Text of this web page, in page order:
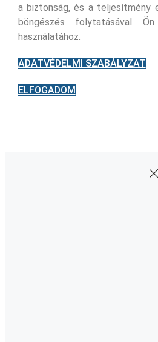
a biztonság, és a teljesítmény
böngészés folytatásával
használatához.
ADATVÉDELMI SZABÁLYZAT
ELFOGADOM